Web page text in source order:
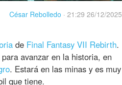
César Rebolledo · 21:29 26/12/2025
de Final Fantasy VII Rebirth.
avanzar en la historia, en
. Estará en las minas y es muy
que tiene.